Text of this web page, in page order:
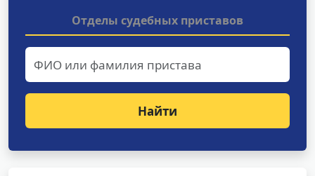
Отделы судебных приставов
Найти